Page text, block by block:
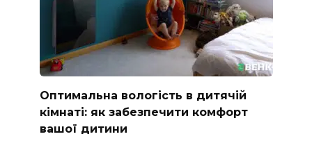
Оптимальна вологість в дитячій
кімнаті: як забезпечити комфорт
вашої дитини